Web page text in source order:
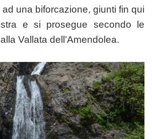
una biforcazione, giunti fin qui
e si prosegue secondo le
Vallata dell’Amendolea.